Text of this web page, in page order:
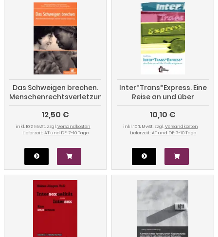
Das Schweigen brechen.
Menschenrechtsverletzungen
aufgrund sexueller
Orientierung
12,50 €
inkl. 10 % MwSt. zzgl.Versandkosten
Lieferzeit: AT und DE: 7-10 Tage
Inter*Trans*Express. Eine
Reise an und über
Geschlechtergrenzen
10,10 €
inkl. 10 % MwSt. zzgl.Versandkosten
Lieferzeit: AT und DE: 7-10 Tage